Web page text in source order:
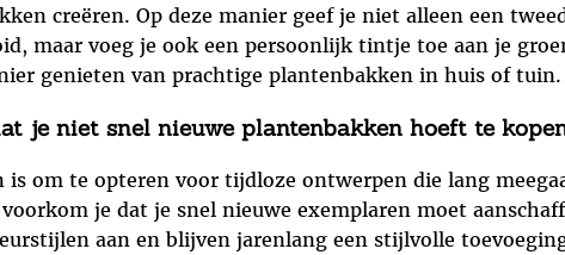
creëren. Op deze manier geef je niet alleen een
maar voeg je ook een persoonlijk tintje toe aan je
genieten van prachtige plantenbakken in huis of tuin.
je niet snel nieuwe plantenbakken hoeft te
om te opteren voor tijdloze ontwerpen die lang
je dat je snel nieuwe exemplaren moet
aan en blijven jarenlang een stijlvolle